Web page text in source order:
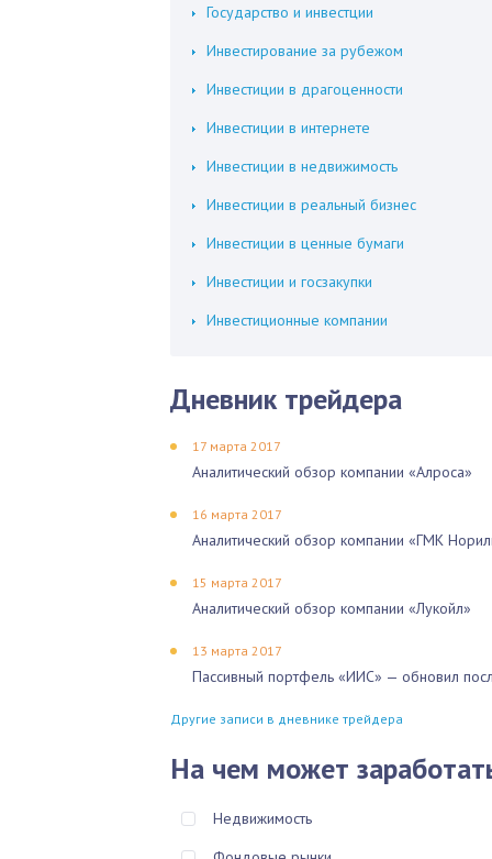
Государство и инвестции
Инвестирование за рубежом
Инвестиции в драгоценности
Инвестиции в интернете
Инвестиции в недвижимость
Инвестиции в реальный бизнес
Инвестиции в ценные бумаги
Инвестиции и госзакупки
Инвестиционные компании
Дневник трейдера
17 марта 2017
Аналитический обзор компании «Алроса»
16 марта 2017
Аналитический обзор компании «ГМК
15 марта 2017
Аналитический обзор компании «Лукойл»
13 марта 2017
Пассивный портфель «ИИС» — обновил
Другие записи в дневнике трейдера
На чем может
Недвижимость